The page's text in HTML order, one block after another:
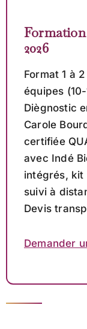
2026
Format 1 à
équipes
Diègnostic
Carole
certifiée
avec Indé
intégrés, kit
suivi à
Devis
Demander